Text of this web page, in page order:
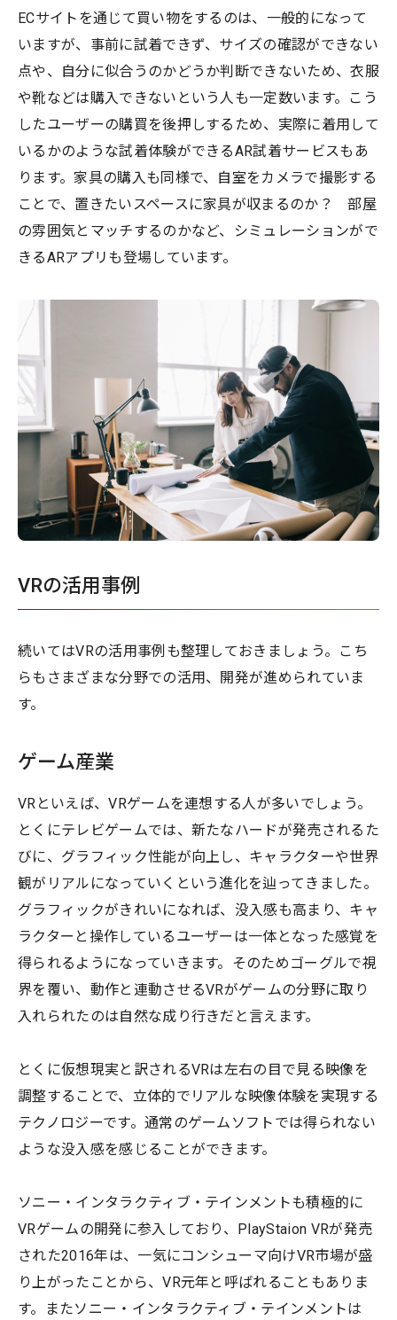
ECサイトを通じて買い物をするのは、一般的になって
いますが、事前に試着できず、サイズの確認ができない
点や、自分に似合うのかどうか判断できないため、衣服
や靴などは購入できないという人も一定数います。こう
したユーザーの購買を後押しするため、実際に着用して
いるかのような試着体験ができるAR試着サービスもあ
ります。家具の購入も同様で、自室をカメラで撮影する
ことで、置きたいスペースに家具が収まるのか？ 部屋
の雰囲気とマッチするのかなど、シミュレーションがで
きるARアプリも登場しています。
VRの活用事例
続いてはVRの活用事例も整理しておきましょう。こち
らもさまざまな分野での活用、開発が進められていま
す。
ゲーム産業
VRといえば、VRゲームを連想する人が多いでしょう。
とくにテレビゲームでは、新たなハードが発売されるた
びに、グラフィック性能が向上し、キャラクターや世界
観がリアルになっていくという進化を辿ってきました。
グラフィックがきれいになれば、没入感も高まり、キャ
ラクターと操作しているユーザーは一体となった感覚を
得られるようになっていきます。そのためゴーグルで視
界を覆い、動作と連動させるVRがゲームの分野に取り
入れられたのは自然な成り行きだと言えます。
とくに仮想現実と訳されるVRは左右の目で見る映像を
調整することで、立体的でリアルな映像体験を実現する
テクノロジーです。通常のゲームソフトでは得られない
ような没入感を感じることができます。
ソニー・インタラクティブ・テインメントも積極的に
VRゲームの開発に参入しており、PlayStaion VRが発売
された2016年は、一気にコンシューマ向けVR市場が盛
り上がったことから、VR元年と呼ばれることもありま
す。またソニー・インタラクティブ・テインメントは